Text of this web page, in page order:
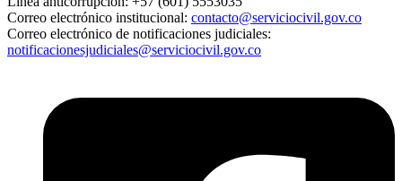
Correo electrónico institucional: contacto@serviciocivil.gov.co
Correo electrónico de notificaciones judiciales:
notificacionesjudiciales@serviciocivil.gov.co